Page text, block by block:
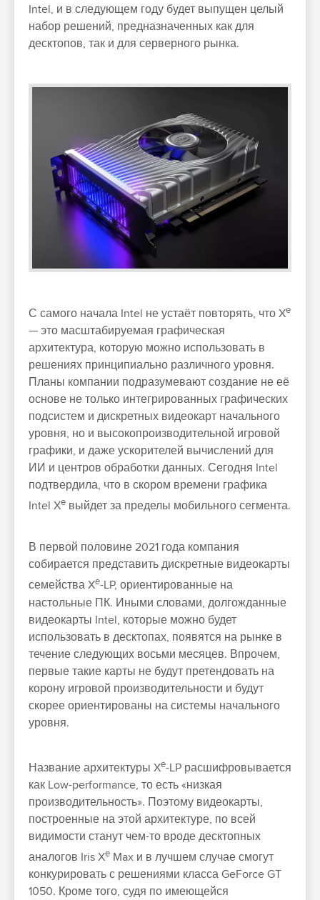
Intel, и в следующем году будет выпущен целый
набор решений, предназначенных как для
десктопов, так и для серверного рынка.
С самого начала Intel не устаёт повторять, что Xe
— это масштабируемая графическая
архитектура, которую можно использовать в
решениях принципиально различного уровня.
Планы компании подразумевают создание не её
основе не только интегрированных графических
подсистем и дискретных видеокарт начального
уровня, но и высокопроизводительной игровой
графики, и даже ускорителей вычислений для
ИИ и центров обработки данных. Сегодня Intel
подтвердила, что в скором времени графика
Intel Xe выйдет за пределы мобильного сегмента.
В первой половине 2021 года компания
собирается представить дискретные видеокарты
семейства Xe-LP, ориентированные на
настольные ПК. Иными словами, долгожданные
видеокарты Intel, которые можно будет
использовать в десктопах, появятся на рынке в
течение следующих восьми месяцев. Впрочем,
первые такие карты не будут претендовать на
корону игровой производительности и будут
скорее ориентированы на системы начального
уровня.
Название архитектуры Xe-LP расшифровывается
как Low-performance, то есть «низкая
производительность». Поэтому видеокарты,
построенные на этой архитектуре, по всей
видимости станут чем-то вроде десктопных
аналогов Iris Xe Max и в лучшем случае смогут
конкурировать с решениями класса GeForce GT
1050. Кроме того, судя по имеющейся